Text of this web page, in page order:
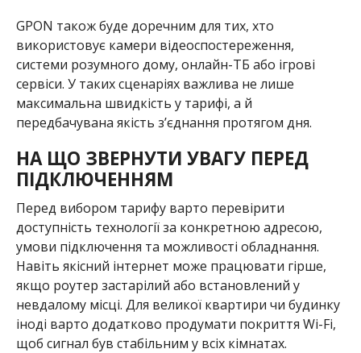
GPON також буде доречним для тих, хто
використовує камери відеоспостереження,
системи розумного дому, онлайн-ТБ або ігрові
сервіси. У таких сценаріях важлива не лише
максимальна швидкість у тарифі, а й
передбачувана якість з’єднання протягом дня.
НА ЩО ЗВЕРНУТИ УВАГУ ПЕРЕД
ПІДКЛЮЧЕННЯМ
Перед вибором тарифу варто перевірити
доступність технології за конкретною адресою,
умови підключення та можливості обладнання.
Навіть якісний інтернет може працювати гірше,
якщо роутер застарілий або встановлений у
невдалому місці. Для великої квартири чи будинку
іноді варто додатково продумати покриття Wi-Fi,
щоб сигнал був стабільним у всіх кімнатах.